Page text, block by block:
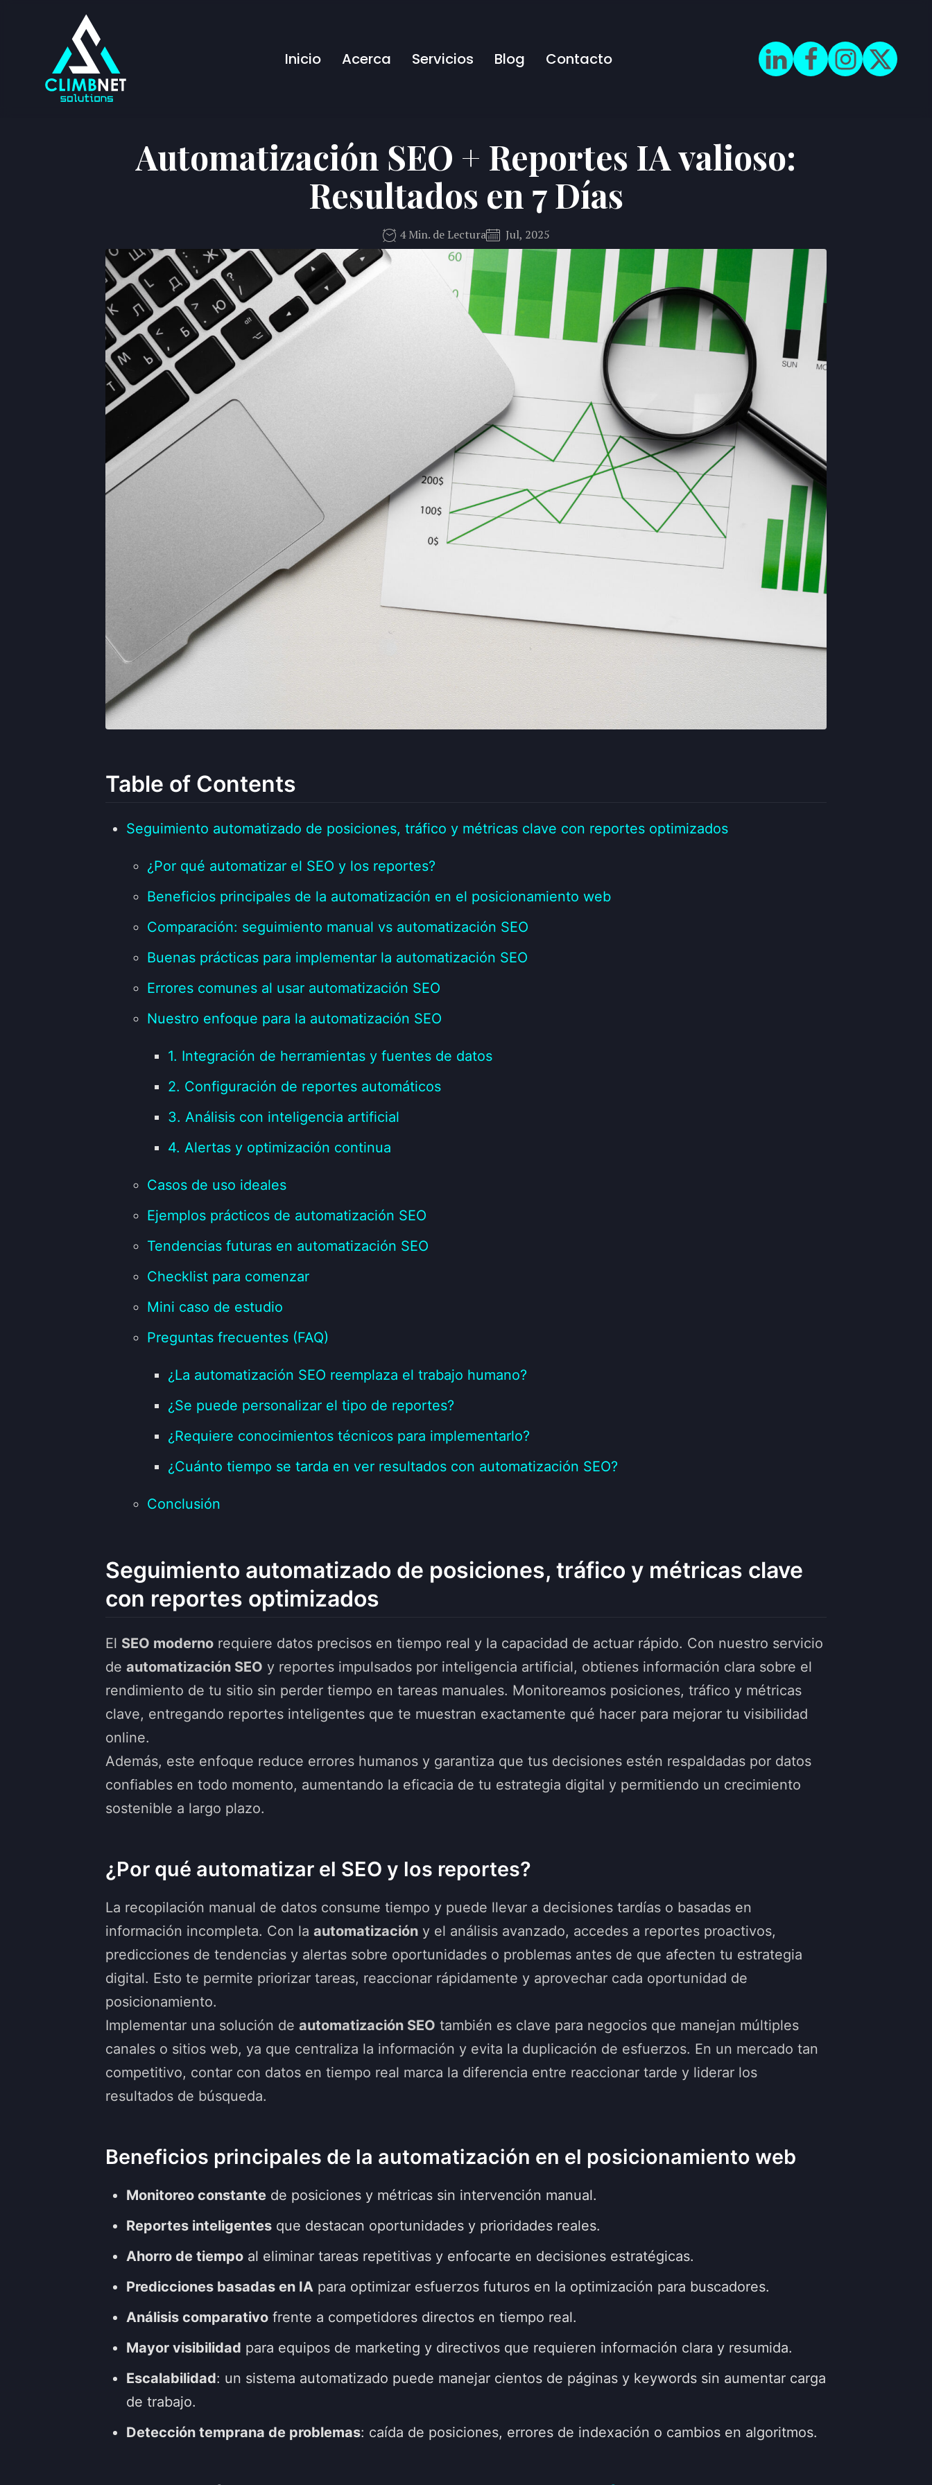
Inicio Acerca Servicios Blog Contacto
Automatización SEO + Reportes IA valioso:
Resultados en 7 Días
4 Min. de Lectura Jul, 2025
Table of Contents
Seguimiento automatizado de posiciones, tráfico y métricas clave con reportes optimizados
¿Por qué automatizar el SEO y los reportes?
Beneficios principales de la automatización en el posicionamiento web
Comparación: seguimiento manual vs automatización SEO
Buenas prácticas para implementar la automatización SEO
Errores comunes al usar automatización SEO
Nuestro enfoque para la automatización SEO
1. Integración de herramientas y fuentes de datos
2. Configuración de reportes automáticos
3. Análisis con inteligencia artificial
4. Alertas y optimización continua
Casos de uso ideales
Ejemplos prácticos de automatización SEO
Tendencias futuras en automatización SEO
Checklist para comenzar
Mini caso de estudio
Preguntas frecuentes (FAQ)
¿La automatización SEO reemplaza el trabajo humano?
¿Se puede personalizar el tipo de reportes?
¿Requiere conocimientos técnicos para implementarlo?
¿Cuánto tiempo se tarda en ver resultados con automatización SEO?
Conclusión
Seguimiento automatizado de posiciones, tráfico y métricas clave
con reportes optimizados
El SEO moderno requiere datos precisos en tiempo real y la capacidad de actuar rápido. Con nuestro servicio
de automatización SEO y reportes impulsados por inteligencia artificial, obtienes información clara sobre el
rendimiento de tu sitio sin perder tiempo en tareas manuales. Monitoreamos posiciones, tráfico y métricas
clave, entregando reportes inteligentes que te muestran exactamente qué hacer para mejorar tu visibilidad
online.
Además, este enfoque reduce errores humanos y garantiza que tus decisiones estén respaldadas por datos
confiables en todo momento, aumentando la eficacia de tu estrategia digital y permitiendo un crecimiento
sostenible a largo plazo.
¿Por qué automatizar el SEO y los reportes?
La recopilación manual de datos consume tiempo y puede llevar a decisiones tardías o basadas en
información incompleta. Con la automatización y el análisis avanzado, accedes a reportes proactivos,
predicciones de tendencias y alertas sobre oportunidades o problemas antes de que afecten tu estrategia
digital. Esto te permite priorizar tareas, reaccionar rápidamente y aprovechar cada oportunidad de
posicionamiento.
Implementar una solución de automatización SEO también es clave para negocios que manejan múltiples
canales o sitios web, ya que centraliza la información y evita la duplicación de esfuerzos. En un mercado tan
competitivo, contar con datos en tiempo real marca la diferencia entre reaccionar tarde y liderar los
resultados de búsqueda.
Beneficios principales de la automatización en el posicionamiento web
Monitoreo constante de posiciones y métricas sin intervención manual.
Reportes inteligentes que destacan oportunidades y prioridades reales.
Ahorro de tiempo al eliminar tareas repetitivas y enfocarte en decisiones estratégicas.
Predicciones basadas en IA para optimizar esfuerzos futuros en la optimización para buscadores.
Análisis comparativo frente a competidores directos en tiempo real.
Mayor visibilidad para equipos de marketing y directivos que requieren información clara y resumida.
Escalabilidad: un sistema automatizado puede manejar cientos de páginas y keywords sin aumentar carga
de trabajo.
Detección temprana de problemas: caída de posiciones, errores de indexación o cambios en algoritmos.